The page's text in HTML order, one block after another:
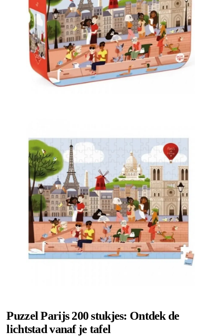
Puzzel Parijs 200 stukjes: Ontdek de
lichtstad vanaf je tafel